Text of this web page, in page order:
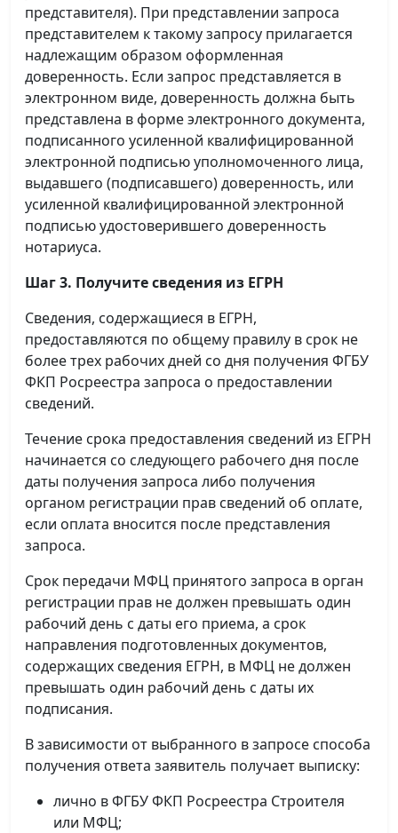
представителя). При представлении запроса
представителем к такому запросу прилагается
надлежащим образом оформленная
доверенность. Если запрос представляется в
электронном виде, доверенность должна быть
представлена в форме электронного документа,
подписанного усиленной квалифицированной
электронной подписью уполномоченного лица,
выдавшего (подписавшего) доверенность, или
усиленной квалифицированной электронной
подписью удостоверившего доверенность
нотариуса.
Шаг 3. Получите сведения из ЕГРН
Сведения, содержащиеся в ЕГРН,
предоставляются по общему правилу в срок не
более трех рабочих дней со дня получения ФГБУ
ФКП Росреестра запроса о предоставлении
сведений.
Течение срока предоставления сведений из ЕГРН
начинается со следующего рабочего дня после
даты получения запроса либо получения
органом регистрации прав сведений об оплате,
если оплата вносится после представления
запроса.
Срок передачи МФЦ принятого запроса в орган
регистрации прав не должен превышать один
рабочий день с даты его приема, а срок
направления подготовленных документов,
содержащих сведения ЕГРН, в МФЦ не должен
превышать один рабочий день с даты их
подписания.
В зависимости от выбранного в запросе способа
получения ответа заявитель получает выписку:
лично в ФГБУ ФКП Росреестра Строителя
или МФЦ;